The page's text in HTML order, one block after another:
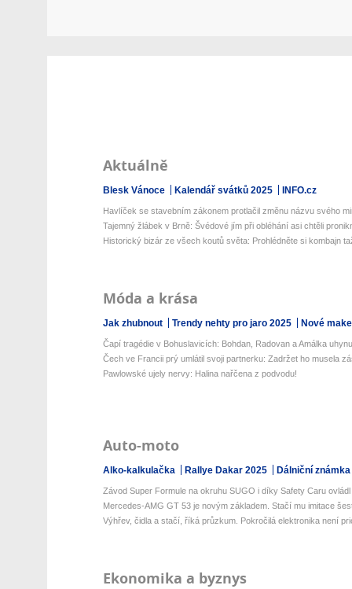
Aktuálně
Blesk Vánoce Kalendář svátků 2025 INFO.cz
Havlíček se stavebním zákonem protlačil změnu názvu svého
Tajemný žlábek v Brně: Švédové jím při obléhání asi chtěli
Historický bizár ze všech koutů světa: Prohlédněte si kombajn
Móda a krása
Jak zhubnout Trendy nehty pro jaro 2025 Nové
Čapí tragédie v Bohuslavicích: Bohdan, Radovan a Amálka
Čech ve Francii prý umlátil svoji partnerku: Zadržet ho musela
Pawlowské ujely nervy: Halina nařčena z podvodu!
Auto-moto
Alko-kalkulačka Rallye Dakar 2025 Dálniční známka
Závod Super Formule na okruhu SUGO i díky Safety Caru
Mercedes-AMG GT 53 je novým základem. Stačí mu imitace
Výhřev, čidla a stačí, říká průzkum. Pokročilá elektronika není
Ekonomika a byznys